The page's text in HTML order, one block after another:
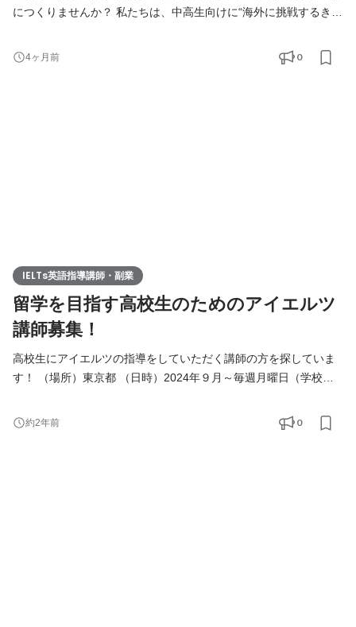
につくりませんか？ 私たちは、中高生向けに“海外に挑戦するきっ
あなた自身のリアルな留学経験を、中学生・高校生へシェアして
4ヶ月前 0
IELTs英語指導講師・副業
留学を目指す高校生のためのアイエルツ
講師募集！
高校生にアイエルツの指導をしていただく講師の方を探していま
す！ （場所）東京都 （日時）2024年９月～毎週月曜日（学校行
エルツ指導経験（またはアイエルツの勉強をされたことのある
約2年前 0